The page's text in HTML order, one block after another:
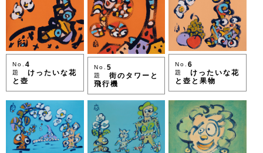
No. 4
題
けったいな花
と壺
No. 5
題
街のタワーと
飛行機
No.6
題
けったいな花
と壺と果物